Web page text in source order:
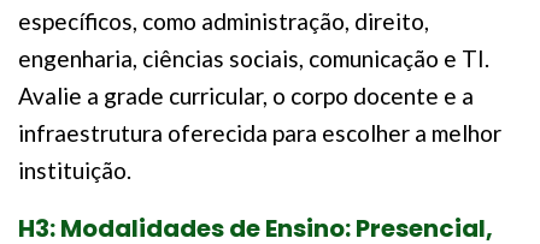
específicos, como administração, direito,
engenharia, ciências sociais, comunicação e TI.
Avalie a grade curricular, o corpo docente e a
infraestrutura oferecida para escolher a melhor
instituição.
H3: Modalidades de Ensino: Presencial,